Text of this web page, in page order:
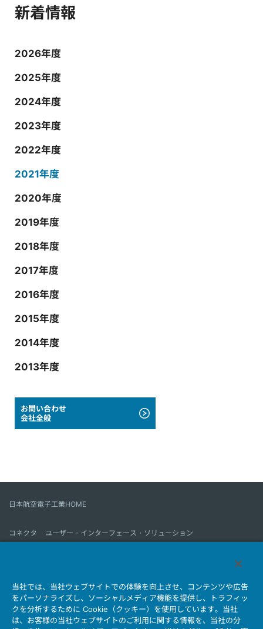
新着情報
2026年度
2025年度
2024年度
2023年度
2022年度
2021年度
2020年度
2019年度
2018年度
2017年度
2016年度
2015年度
2014年度
2013年度
お問い合わせ
会社全般
日本航空電子工業HOME
コネクタ
ユーザー・インターフェース・ソリューション
会社情報 サステナビリティ IR情報 採用情報
会社情報新着一覧
製品情報新着一覧
サイトマップ お問い合わせ
当社では、当社ウェブサイトでの体験を向上させ、コンテンツや広告
をパーソナライズし、ソーシャルメディア機能を提供し、トラフィッ
クを分析するために Cookie（クッキー）を使用しています。当社
は、お客様の当社ウェブサイトのご利用に関する情報を、当社の分